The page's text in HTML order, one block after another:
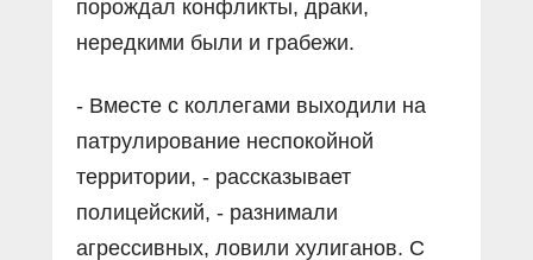
порождал конфликты, драки,
нередкими были и грабежи.
- Вместе с коллегами выходили на
патрулирование неспокойной
территории, - рассказывает
полицейский, - разнимали
агрессивных, ловили хулиганов. С